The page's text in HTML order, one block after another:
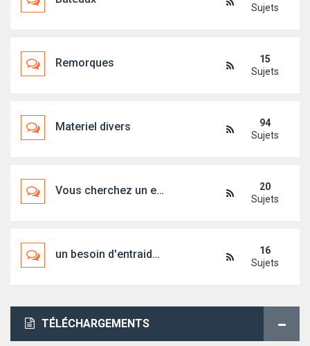
Sujets
Remorques
15
Sujets
Materiel divers
94
Sujets
Vous cherchez un embarquement, un bateau, un skipper...
20
Sujets
un besoin d'entraide ?
16
Sujets
TÉLÉCHARGEMENTS